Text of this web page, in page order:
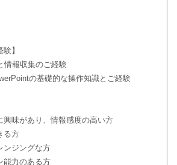
】
情報収集のご経験
の基礎的な操作知識とご経験
興味があり、情報感度の高い方
る方
ンジングな方
能力のある方